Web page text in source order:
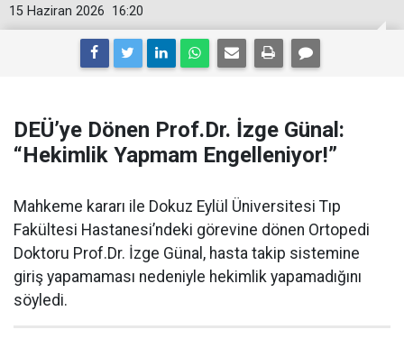
16:20
15 Haziran 2026
DEÜ’ye Dönen Prof.Dr. İzge Günal:
“Hekimlik Yapmam Engelleniyor!”
Mahkeme kararı ile Dokuz Eylül Üniversitesi Tıp
Fakültesi Hastanesi’ndeki görevine dönen Ortopedi
Doktoru Prof.Dr. İzge Günal, hasta takip sistemine
giriş yapamaması nedeniyle hekimlik yapamadığını
söyledi.